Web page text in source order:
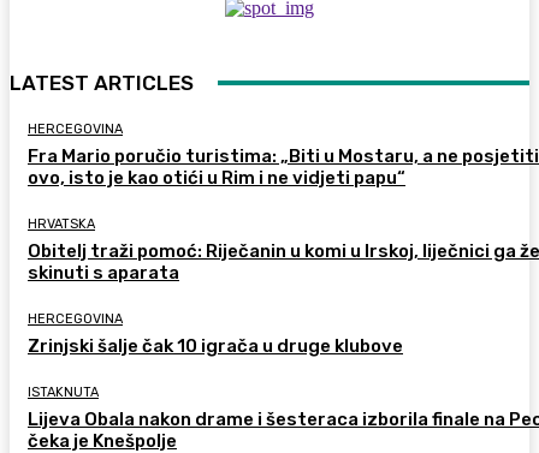
LATEST ARTICLES
HERCEGOVINA
Fra Mario poručio turistima: „Biti u Mostaru, a ne posjetiti
ovo, isto je kao otići u Rim i ne vidjeti papu“
HRVATSKA
Obitelj traži pomoć: Riječanin u komi u Irskoj, liječnici ga
skinuti s aparata
HERCEGOVINA
Zrinjski šalje čak 10 igrača u druge klubove
ISTAKNUTA
Lijeva Obala nakon drame i šesteraca izborila finale na
čeka je Knešpolje